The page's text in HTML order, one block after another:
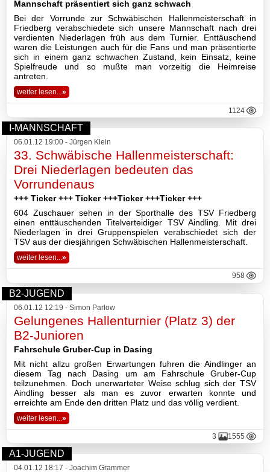
Basketball
TSV
Gaststätte
Sponsoren
Terminkalender
Fotogalerie
Wegbeschreibung
Archiv
2026
2025
2024
2023
2022
2021
2020
2019
Mannschaft präsentiert sich ganz schwach
Bei der Vorrunde zur Schwäbischen Hallenmeisterschaft in
Friedberg verabschiedete sich unsere Mannschaft nach drei
verdienten Niederlagen früh aus dem Turnier. Enttäuschend
waren die Leistungen auch für die Fans und man präsentierte
sich in einem ganz schwachen Zustand, kein Einsatz, keine
Spielfreude und so mußte man vorzeitig die Heimreise
antreten.
weiter lesen...»
1124
I-MANNSCHAFT
06.01.12 19:00 - Jürgen Klein
33. Schwäbische Hallenmeisterschaft:
Drei Niederlagen bedeuten das
Vorrundenaus
+++ Ticker +++ Ticker +++Ticker +++Ticker +++
604 Zuschauer sehen in der Sporthalle des TSV Friedberg
einen enttäuschenden Titelverteidiger TSV Aindling. Mit drei
Niederlagen in drei Gruppenspielen verabschiedet sich der
TSV aus der diesjährigen Schwäbischen Hallenmeisterschaft.
weiter lesen...»
958
B2-JUGEND
06.01.12 12:19 - Simon Parlow
Gelungenes Hallenturnier (Platz 3) der
B2-Junioren
Fahrschule Gruber-Cup in Dasing
Mit nicht allzu großen Erwartungen fuhren die Aindlinger an
diesem Tag nach Dasing um am Fahrschule Gruber-Cup
teilzunehmen. Doch unerwarteter Weise schlug sich der TSV
Aindling besser als man es zuvor erwarten konnte und
erreichte am Ende den dritten Platz und das völlig verdient.
weiter lesen...»
3 1555
A1-JUGEND
04.01.12 18:17 - Joachim Grammer